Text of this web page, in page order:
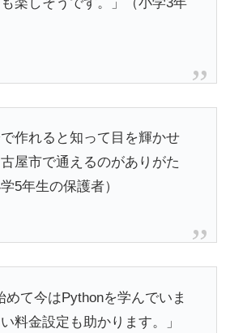
で作れると知って目を輝かせ
屋市で通えるのがありがた
5年生の保護者）
めて今はPythonを学んでいま
料金設定も助かります。」